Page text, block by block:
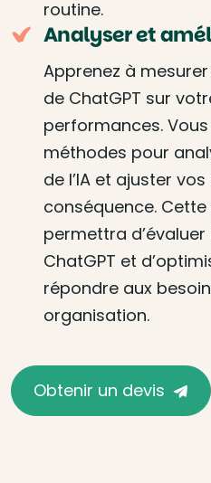
routine.
Analyser et
Apprenez à
de ChatGPT sur
performances.
méthodes pour
de l’IA et ajuster
conséquence.
permettra
ChatGPT et
répondre aux
organisation.
Obtenir un devis